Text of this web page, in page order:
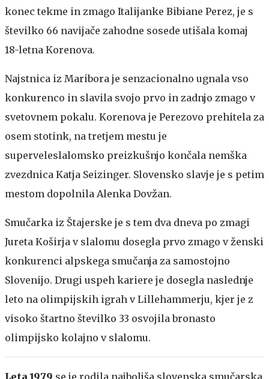
konec tekme in zmago Italijanke Bibiane Perez, je s
številko 66 navijače zahodne sosede utišala komaj
18-letna Korenova.
Najstnica iz Maribora je senzacionalno ugnala vso
konkurenco in slavila svojo prvo in zadnjo zmago v
svetovnem pokalu. Korenova je Perezovo prehitela za
osem stotink, na tretjem mestu je
superveleslalomsko preizkušnjo končala nemška
zvezdnica Katja Seizinger. Slovensko slavje je s petim
mestom dopolnila Alenka Dovžan.
Smučarka iz Štajerske je s tem dva dneva po zmagi
Jureta Koširja v slalomu dosegla prvo zmago v ženski
konkurenci alpskega smučanja za samostojno
Slovenijo. Drugi uspeh kariere je dosegla naslednje
leto na olimpijskih igrah v Lillehammerju, kjer je z
visoko štartno številko 33 osvojila bronasto
olimpijsko kolajno v slalomu.
Leta 1979 se je rodila najboljša slovenska smučarska